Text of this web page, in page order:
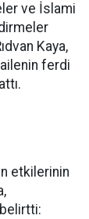
ve İslami
Kaya,
ferdi
etkilerinin